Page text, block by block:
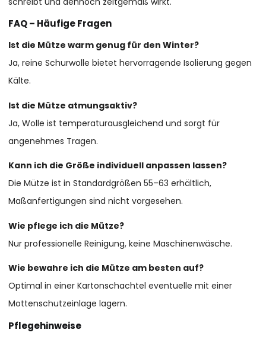
FAQ – Häufige Fragen
Ist die Mütze warm genug für den Winter?
Ja, reine Schurwolle bietet hervorragende Isolierung gegen
Kälte.
Ist die Mütze atmungsaktiv?
Ja, Wolle ist temperaturausgleichend und sorgt für
angenehmes Tragen.
Kann ich die Größe individuell anpassen lassen?
Die Mütze ist in Standardgrößen 55–63 erhältlich,
Maßanfertigungen sind nicht vorgesehen.
Wie pflege ich die Mütze?
Nur professionelle Reinigung, keine Maschinenwäsche.
Wie bewahre ich die Mütze am besten auf?
Optimal in einer Kartonschachtel eventuelle mit einer
Mottenschutzeinlage lagern.
Pflegehinweise